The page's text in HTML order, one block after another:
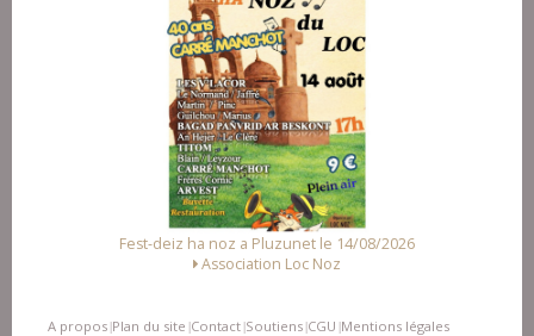
Fest-deiz ha noz a Pluzunet le 14/08/2026
Association Loc Noz
A propos Plan du site Contact Soutiens CGU Mentions légales